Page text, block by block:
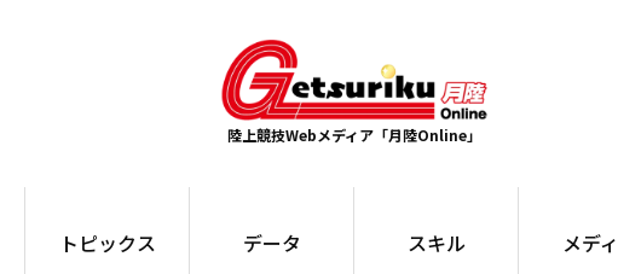
陸上競技Webメディア「月陸Online」
トピックス データ スキル メデ